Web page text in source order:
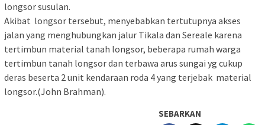
longsor susulan.
Akibat longsor tersebut, menyebabkan tertutupnya akses
jalan yang menghubungkan jalur Tikala dan Sereale karena
tertimbun material tanah longsor, beberapa rumah warga
tertimbun tanah longsor dan terbawa arus sungai yg cukup
deras beserta 2 unit kendaraan roda 4 yang terjebak material
longsor.(John Brahman).
SEBARKAN